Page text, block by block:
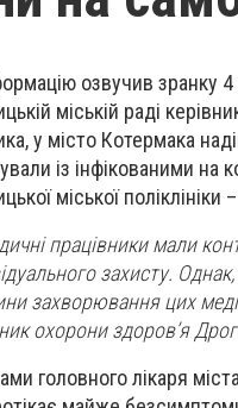
озвучив зранку
міській раді
у місто Котермака
із інфікованими
міської поліклініки
працівники мали
захисту.
захворювання цих
охорони здоров’я
головного лікаря